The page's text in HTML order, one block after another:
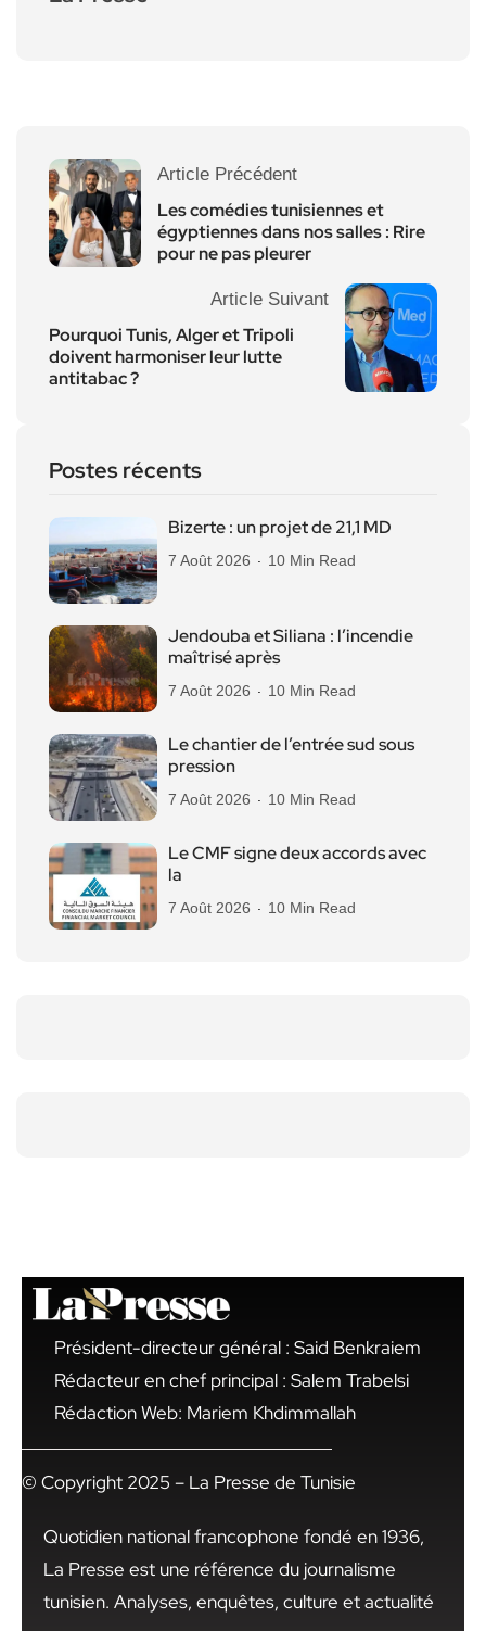
Article Précédent
Les comédies tunisiennes et
égyptiennes dans nos salles : Rire
pour ne pas pleurer
Article Suivant
Pourquoi Tunis, Alger et Tripoli
doivent harmoniser leur lutte
antitabac ?
Postes récents
Bizerte : un projet de 21,1 MD
7 Août 2026 10 Min Read
Jendouba et Siliana : l’incendie
maîtrisé après
7 Août 2026 10 Min Read
Le chantier de l’entrée sud sous
pression
7 Août 2026 10 Min Read
Le CMF signe deux accords avec
la
7 Août 2026 10 Min Read
Président-directeur général : Said Benkraiem
Rédacteur en chef principal : Salem Trabelsi
Rédaction Web: Mariem Khdimmallah
© Copyright 2025 – La Presse de Tunisie
Quotidien national francophone fondé en 1936,
La Presse est une référence du journalisme
tunisien. Analyses, enquêtes, culture et actualité